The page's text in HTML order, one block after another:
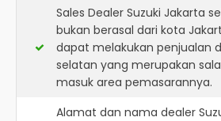
Sales Dealer Suzuki Jakarta
bukan berasal dari kota
dapat melakukan penjualan
selatan yang merupakan
masuk area pemasarannya.
Alamat dan nama dealer